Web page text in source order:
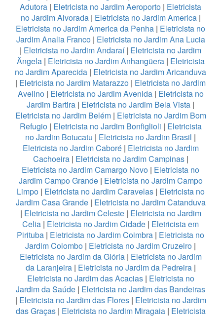
Adutora | Eletricista no Jardim Aeroporto | Eletricista
no Jardim Alvorada| Eletricista no Jardim America|
Eletricista no Jardim America da Penha | Eletricista no
Jardim Analia Franco| Eletricista no Jardim Ana Lucia
| Eletricista no Jardim Andaraí| Eletricista no Jardim
Ângela| Eletricista no Jardim Anhangüera| Eletricista
no Jardim Aparecida | Eletricista no Jardim Aricanduva
| Eletricista no Jardim Matarazzo | Eletricista no Jardim
Avelino| Eletricista no Jardim Avenida| Eletricista no
Jardim Bartira | Eletricista no Jardim Bela Vista |
Eletricista no Jardim Belém| Eletricista no Jardim Bom
Refugio| Eletricista no Jardim Bonfiglioli | Eletricista
no Jardim Botucatu | Eletricista no Jardim Brasil |
Eletricista no Jardim Caboré| Eletricista no Jardim
Cachoeira| Eletricista no Jardim Campinas|
Eletricista no Jardim Camargo Novo | Eletricista no
Jardim Campo Grande| Eletricista no Jardim Campo
Limpo| Eletricista no Jardim Caravelas| Eletricista no
Jardim Casa Grande| Eletricista no Jardim Catanduva
| Eletricista no Jardim Celeste| Eletricista no Jardim
Celia | Eletricista no Jardim Cidade | Eletricista em
Pirituba | Eletricista no Jardim Coimbra | Eletricista no
Jardim Colombo | Eletricista no Jardim Cruzeiro |
Eletricista no Jardim da Glória| Eletricista no Jardim
da Laranjeira| Eletricista no Jardim da Pedreira|
Eletricista no Jardim das Acacias| Eletricista no
Jardim da Saúde | Eletricista no Jardim das Bandeiras
| Eletricista no Jardim das Flores| Eletricista no Jardim
das Graças| Eletricista no Jardim Miragaia| Eletricista